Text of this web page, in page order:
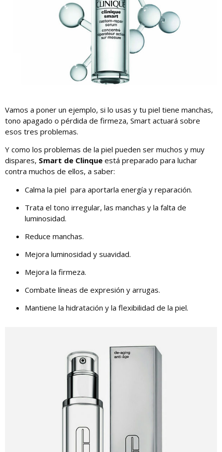
Vamos a poner un ejemplo, si lo usas y tu piel tiene manchas,
tono apagado o pérdida de firmeza, Smart actuará sobre
esos tres problemas.
Y como los problemas de la piel pueden ser muchos y muy
dispares, Smart de Clinque está preparado para luchar
contra muchos de ellos, a saber:
Calma la piel para aportarla energía y reparación.
Trata el tono irregular, las manchas y la falta de
luminosidad.
Reduce manchas.
Mejora luminosidad y suavidad.
Mejora la firmeza.
Combate líneas de expresión y arrugas.
Mantiene la hidratación y la flexibilidad de la piel.